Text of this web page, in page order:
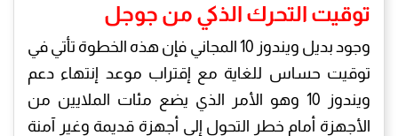
توقيت التحرك الذكي من جوجل
وجود بديل ويندوز 10 المجاني فإن هذه الخطوة تأتي في
توقيت حساس للغاية مع إقتراب موعد إنتهاء دعم
ويندوز 10 وهو الأمر الذي يضع مئات الملايين من
الأجهزة أمام خطر التحول إلى أجهزة قديمة وغير آمنة